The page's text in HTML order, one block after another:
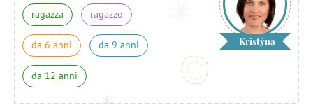
ragazza ragazzo
da 6 anni da 9 anni
da 12 anni
Kristýna